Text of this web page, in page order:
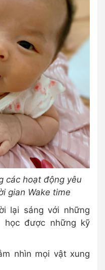
các hoạt động yêu
gian Wake time
lại sáng với những
học được những kỹ
nhìn mọi vật xung